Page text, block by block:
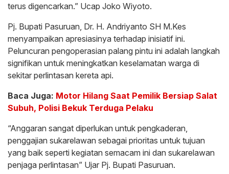
terus digencarkan.” Ucap Joko Wiyoto.
Pj. Bupati Pasuruan, Dr. H. Andriyanto SH M.Kes
menyampaikan apresiasinya terhadap inisiatif ini.
Peluncuran pengoperasian palang pintu ini adalah langkah
signifikan untuk meningkatkan keselamatan warga di
sekitar perlintasan kereta api.
Baca Juga: Motor Hilang Saat Pemilik Bersiap Salat
Subuh, Polisi Bekuk Terduga Pelaku
“Anggaran sangat diperlukan untuk pengkaderan,
penggajian sukarelawan sebagai prioritas untuk tujuan
yang baik seperti kegiatan semacam ini dan sukarelawan
penjaga perlintasan” Ujar Pj. Bupati Pasuruan.